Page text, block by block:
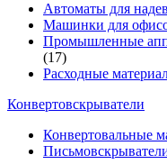
Автоматы для
Машинки для
Промышленные
(17)
Расходные
Конвертовскрыватели
Конвертовальные